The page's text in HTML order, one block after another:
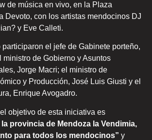
de música en vivo, en la Plaza
Devoto, con los artistas mendocinos DJ
y Eve Calleti.
el jefe de Gabinete porteño,
ministro de Gobierno y Asuntos
Jorge Macri; el ministro de
y Producción, José Luis Giusti y el
Enrique Avogadro.
objetivo de esta iniciativa es
provincia de Mendoza la Vendimia,
para todos los mendocinos” y